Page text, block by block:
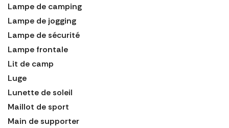
Lampe de camping
Lampe de jogging
Lampe de sécurité
Lampe frontale
Lit de camp
Luge
Lunette de soleil
Maillot de sport
Main de supporter